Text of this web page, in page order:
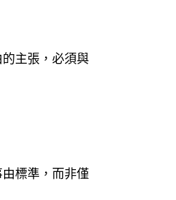
主張，必須與
標準，而非僅